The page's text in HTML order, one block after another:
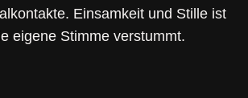
Einsamkeit und Stille ist
eigene Stimme verstummt.